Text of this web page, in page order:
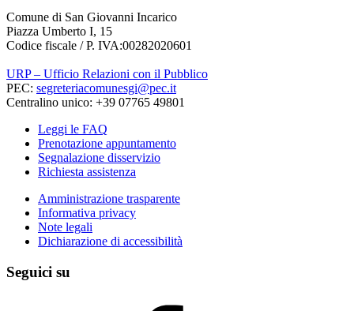
Comune di San Giovanni Incarico
Piazza Umberto I, 15
Codice fiscale / P. IVA:00282020601
URP – Ufficio Relazioni con il Pubblico
PEC: segreteriacomunesgi@pec.it
Centralino unico: +39 07765 49801
Leggi le FAQ
Prenotazione appuntamento
Segnalazione disservizio
Richiesta assistenza
Amministrazione trasparente
Informativa privacy
Note legali
Dichiarazione di accessibilità
Seguici su